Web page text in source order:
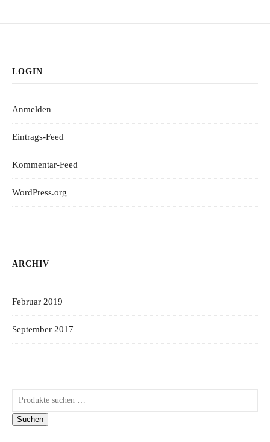
LOGIN
Anmelden
Eintrags-Feed
Kommentar-Feed
WordPress.org
ARCHIV
Februar 2019
September 2017
Suchen nach:
Suchen